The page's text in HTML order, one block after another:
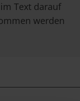
Text darauf
werden